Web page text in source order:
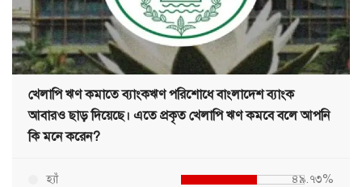
খেলাপি ঋণ কমাতে ব্যাংকঋণ পরিশোধে বাংলাদেশ ব্যাংক
আবারও ছাড় দিয়েছে। এতে প্রকৃত খেলাপি ঋণ কমবে বলে আপনি
কি মনে করেন?
হ্যাঁ ৪৯.৭৩%